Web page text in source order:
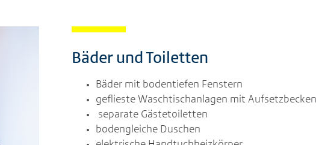
Bäder und Toiletten
Bäder mit bodentiefen Fenstern
geflieste Waschtischanlagen mit
separate Gästetoiletten
bodengleiche Duschen